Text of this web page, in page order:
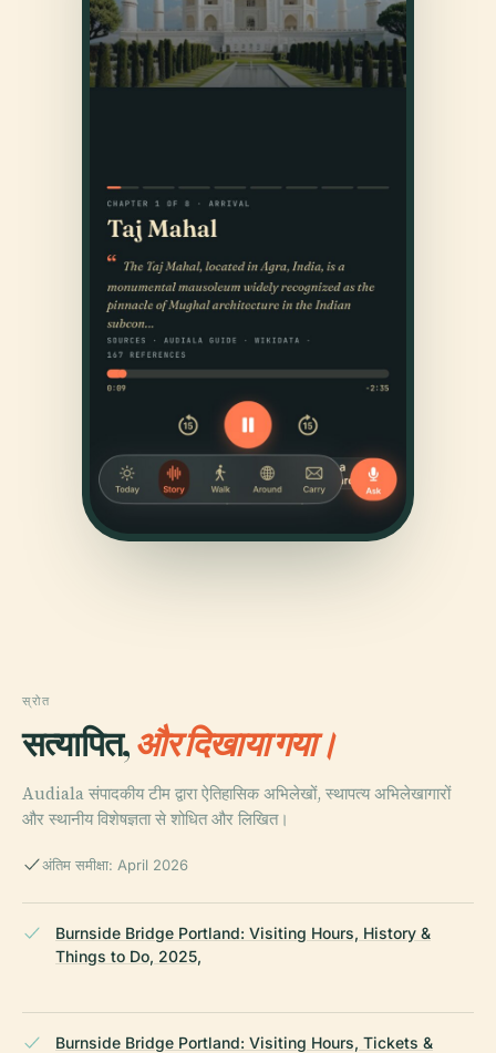
स्रोत
सत्यापित,और दिखाया गया।
Audiala संपादकीय टीम द्वारा ऐतिहासिक अभिलेखों, स्थापत्य अभिलेखागारों
और स्थानीय विशेषज्ञता से शोधित और लिखित।
अंतिम समीक्षा: April 2026
Burnside Bridge Portland: Visiting Hours, History &
Things to Do, 2025,
Burnside Bridge Portland: Visiting Hours, Tickets &